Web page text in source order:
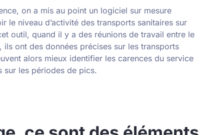
on a mis au point un logiciel sur mesure
le niveau d’activité des transports sanitaires sur
outil, quand il y a des réunions de travail entre le
ils ont des données précises sur les transports
alors mieux identifier les carences du service
sur les périodes de pics.